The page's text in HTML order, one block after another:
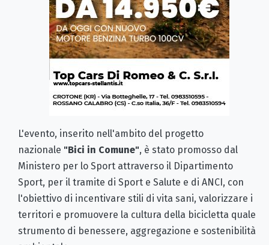
L'evento, inserito nell'ambito del progetto
nazionale "Bici in Comune", è stato promosso dal
Ministero per lo Sport attraverso il Dipartimento
Sport, per il tramite di Sport e Salute e di ANCI, con
l'obiettivo di incentivare stili di vita sani, valorizzare i
territori e promuovere la cultura della bicicletta quale
strumento di benessere, aggregazione e sostenibilità